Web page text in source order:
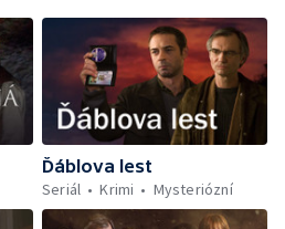
Ďáblova lest
Seriál
Krimi Mysteriózní